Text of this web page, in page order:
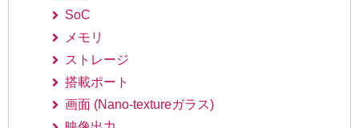
SoC
メモリ
ストレージ
搭載ポート
画面 (Nano-textureガラス)